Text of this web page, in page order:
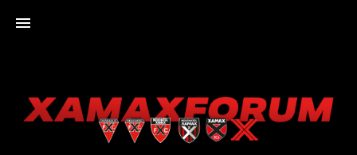
XAMAXFORUM